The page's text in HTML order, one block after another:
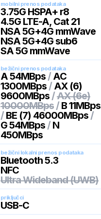
mobilni prenos podataka
3.75G HSPA+ r8
4.5G LTE-A, Cat 21
NSA 5G+4G mmWave
NSA 5G+4G sub6
SA 5G mmWave
bežični prenos podataka
A 54MBps / AC
1300MBps / AX (6)
9600MBps /AX (6e)
10000MBps / B 11MBps
/ BE (7) 46000MBps /
G 54MBps / N
450MBps
bežični lokalni prenos podataka
Bluetooth 5.3
NFC
Ultra Wideband (UWB)
priključci
USB-C